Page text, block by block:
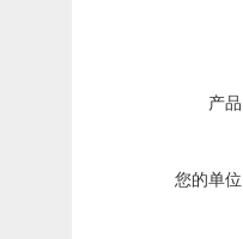
产
您的单